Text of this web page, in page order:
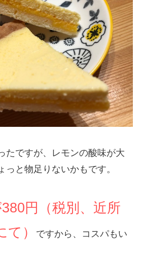
たですが、レモンの酸味が大
っと物足りないかもです。
円（税別、近所
）
ですから、コスパもい